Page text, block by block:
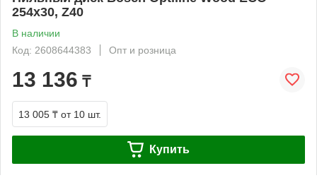
254х30, Z40
В наличии
Код: 2608644383
Опт и розница
13 136 ₸
13 005 ₸ от 10 шт.
Купить